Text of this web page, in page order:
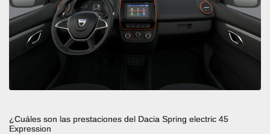
¿Cuáles son las prestaciones del Dacia Spring electric 45
Expression